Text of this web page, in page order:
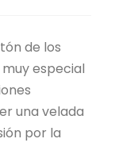
de los
especial
una velada
por la